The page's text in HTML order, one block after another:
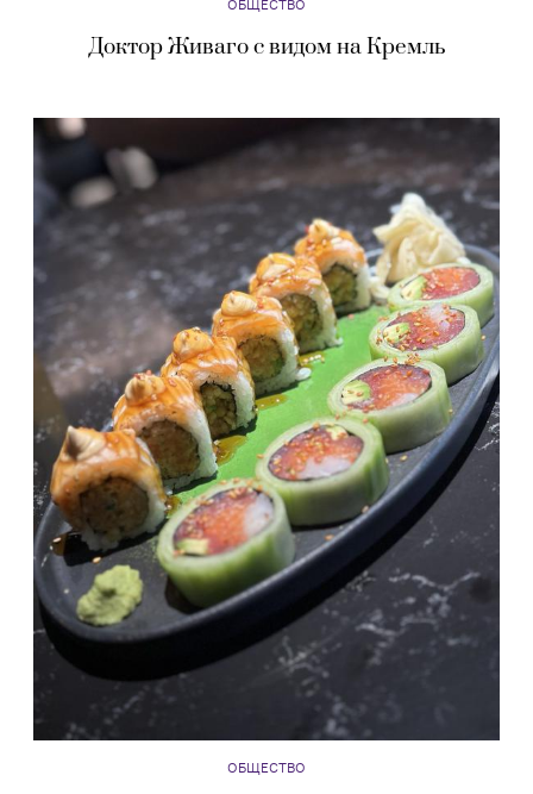
ОБЩЕСТВО
Доктор Живаго с видом на Кремль
ОБЩЕСТВО